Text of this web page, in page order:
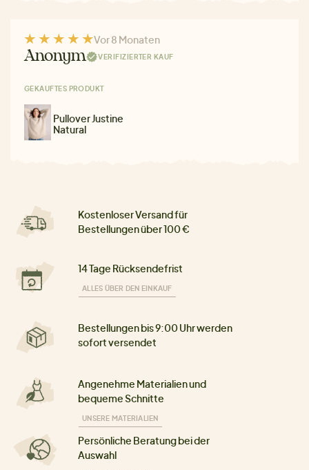
Vor 8 Monaten
Anonym VERIFIZIERTER KAUF
GEKAUFTES PRODUKT
Pullover Justine
Natural
Kostenloser Versand für
Bestellungen über 100 €
14 Tage Rücksendefrist
ALLES ÜBER DEN EINKAUF
Bestellungen bis 9:00 Uhr werden
sofort versendet
Angenehme Materialien und
bequeme Schnitte
UNSERE MATERIALIEN
Persönliche Beratung bei der
Auswahl